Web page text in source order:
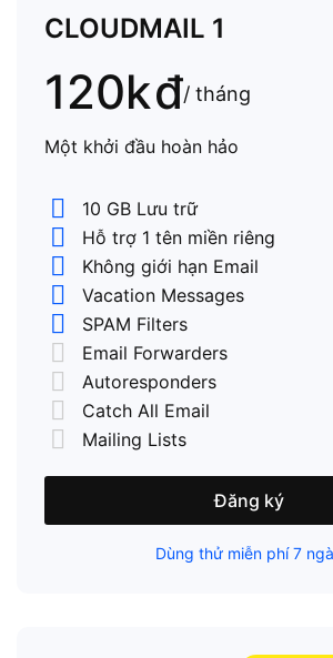
CLOUDMAIL 1
120kđ/ tháng
Một khởi đầu hoàn hảo
10 GB Lưu trữ
Hỗ trợ 1 tên miền riêng
Không giới hạn Email
Vacation Messages
SPAM Filters
Email Forwarders
Autoresponders
Catch All Email
Mailing Lists
Đăng ký
Dùng thử miễn phí 7